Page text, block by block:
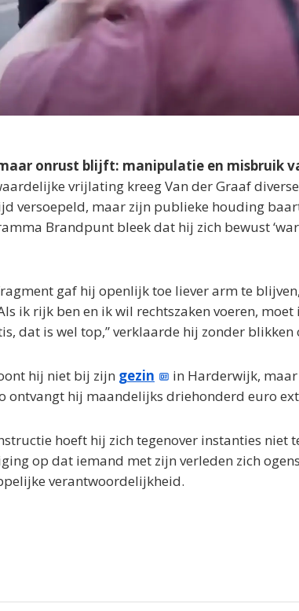
onrust blijft: manipulatie en misbruik
vrijlating kreeg Van der Graaf
versoepeld, maar zijn publieke houding
Brandpunt bleek dat hij zich bewust
gaf hij openlijk toe liever arm te
ik rijk ben en ik wil rechtszaken voeren,
dat is wel top,” verklaarde hij zonder blikken
hij niet bij zijn gezin
in Harderwijk,
ontvangt hij maandelijks driehonderd euro
hoeft hij zich tegenover instanties niet
op dat iemand met zijn verleden zich
verantwoordelijkheid.